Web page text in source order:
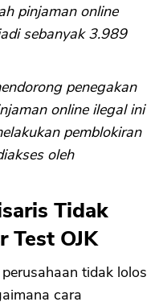
pinjaman online
sebanyak 3.989
penegakan
online ilegal ini
pemblokiran
oleh
Tidak
Test OJK
tidak lolos
cara
OK
CANCEL